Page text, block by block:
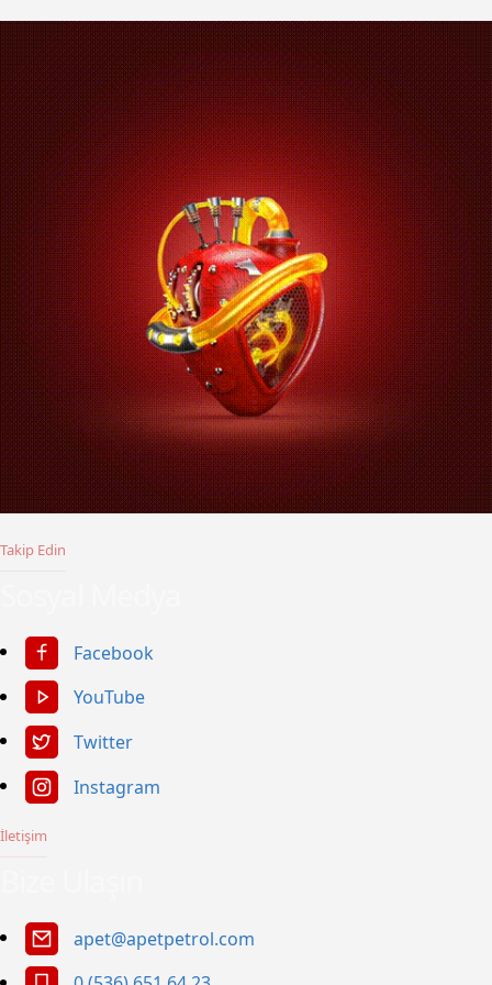
Takip Edin
Facebook
YouTube
Twitter
Instagram
İletişim
apet@apetpetrol.com